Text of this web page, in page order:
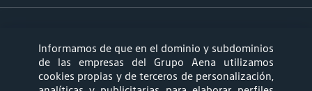
síguenos
Informamos de que en el dominio y subdominios
de las empresas del Grupo Aena utilizamos
cookies propias y de terceros de personalización,